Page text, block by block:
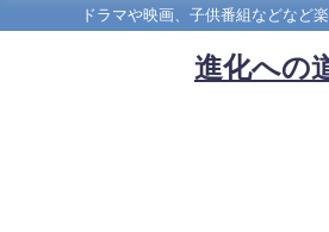
ドラマや映画、子供番組などなど
進化への